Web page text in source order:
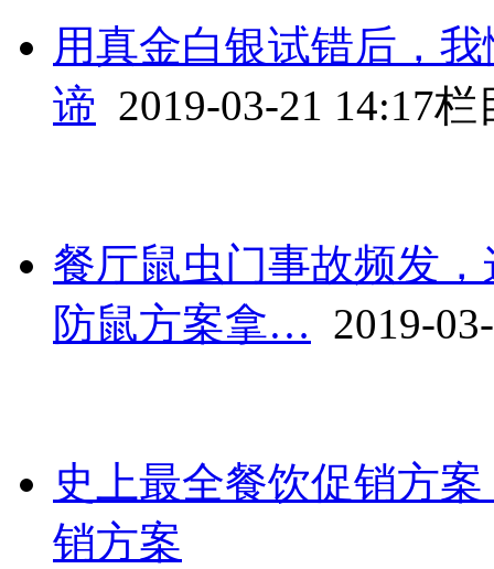
用真金白银试错后，
谛 2019-03-21 14:17栏
餐厅鼠虫门事故频发
防鼠方案拿… 2019-
史上最全餐饮促销方案
销方案